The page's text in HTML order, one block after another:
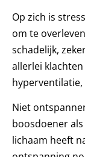
Op zich is
om te
schadelijk,
allerlei
Niet
boosdoener
lichaam heeft